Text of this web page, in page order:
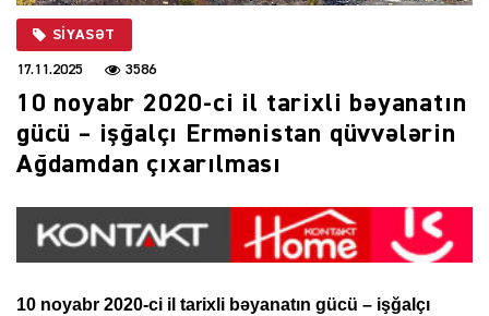
SIYASƏT
17.11.2025 3586
10 noyabr 2020-ci il tarixli bəyanatın
gücü – işğalçı Ermənistan qüvvələrin
Ağdamdan çıxarılması
10 noyabr 2020-ci il tarixli bəyanatın gücü – işğalçı